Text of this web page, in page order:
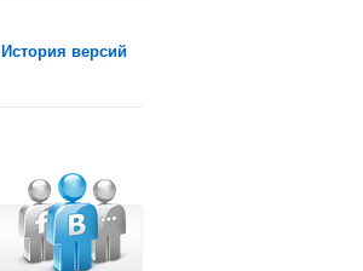
История версий